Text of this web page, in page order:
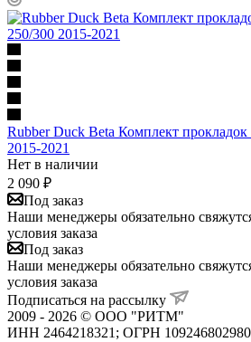
Rubber Duck Beta Комплект
2015-2021
Нет в наличии
2 090 ₽
Под заказ
Наши менеджеры обязательно
условия заказа
Под заказ
Наши менеджеры обязательно
условия заказа
Подписаться на рассылку
2009 - 2026 © ООО "РИТМ"
ИНН 2464218321; ОГРН